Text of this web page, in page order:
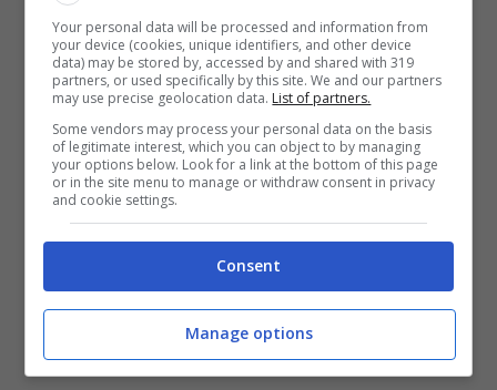
Your personal data will be processed and information from
your device (cookies, unique identifiers, and other device
data) may be stored by, accessed by and shared with 319
partners, or used specifically by this site. We and our partners
may use precise geolocation data. List of partners.
Some vendors may process your personal data on the basis
of legitimate interest, which you can object to by managing
your options below. Look for a link at the bottom of this page
or in the site menu to manage or withdraw consent in privacy
and cookie settings.
Consent
Manage options